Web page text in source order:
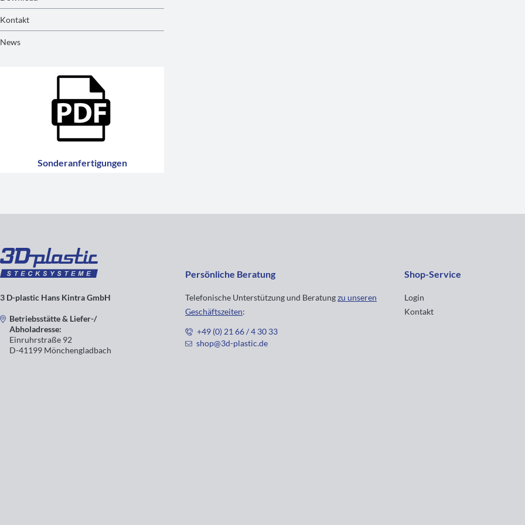
Kontakt
News
Sonderanfertigungen
3 D-plastic Hans Kintra GmbH
Betriebsstätte & Liefer-/
Abholadresse:
Einruhrstraße 92
D-41199 Mönchengladbach
Persönliche Beratung
Telefonische Unterstützung und Beratungzu unseren
Geschäftszeiten:
+49 (0) 21 66 / 4 30 33
shop@3d-plastic.de
Shop-Service
Login
Kontakt